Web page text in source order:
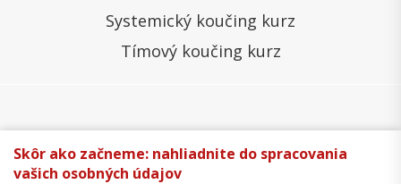
Systemický koučing kurz
Tímový koučing kurz
Všeobecné obchodné podmienky
Správa cookies
Ochrana osobných údajov
Skôr ako začneme: nahliadnite do spracovania
vašich osobných údajov